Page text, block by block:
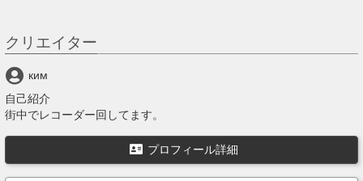
クリエイター
ким
自己紹介
街中でレコーダー回してます。
プロフィール詳細